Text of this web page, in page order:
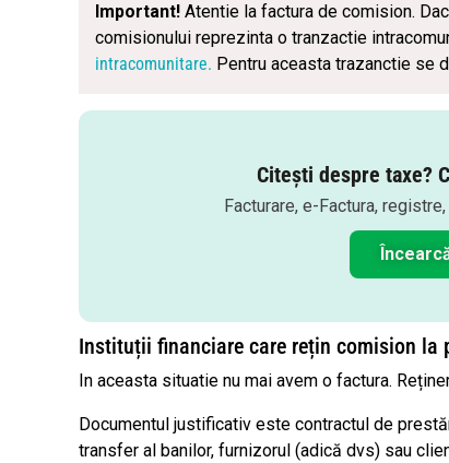
Important! Atentie la factura de comision.
comisionului reprezinta o tranzactie
intracomunitare. Pentru aceasta trazanctie se
Citești despre taxe?
Facturare, e-Factura,
Instituții financiare care rețin comision la
In aceasta situatie nu mai avem o factura.
Documentul justificativ este contractul de
transfer al banilor, furnizorul (adică dvs) sau